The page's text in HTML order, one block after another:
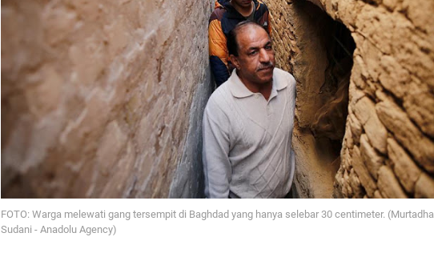
FOTO: Warga melewati gang tersempit di Baghdad yang hanya selebar 30 centimeter. (Murtadha
Sudani - Anadolu Agency)